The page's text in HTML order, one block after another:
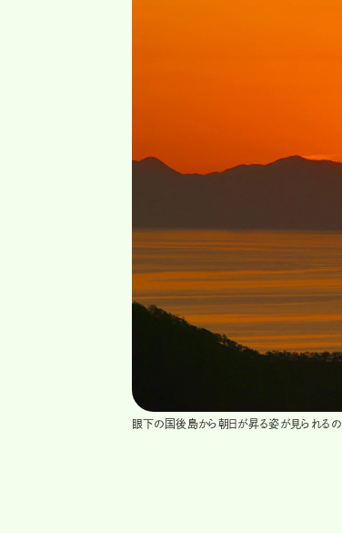
眼下の国後島から朝日が昇る姿が見られるの